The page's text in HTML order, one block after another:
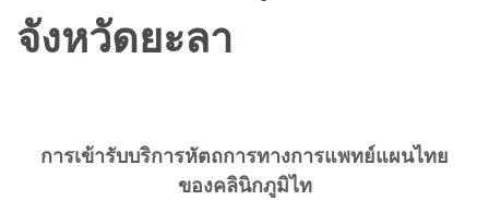
จังหวัดยะลา
การเข้ารับบริการหัตถการทางการแพทย์แผนไทย
ของคลินิกภูมิไท